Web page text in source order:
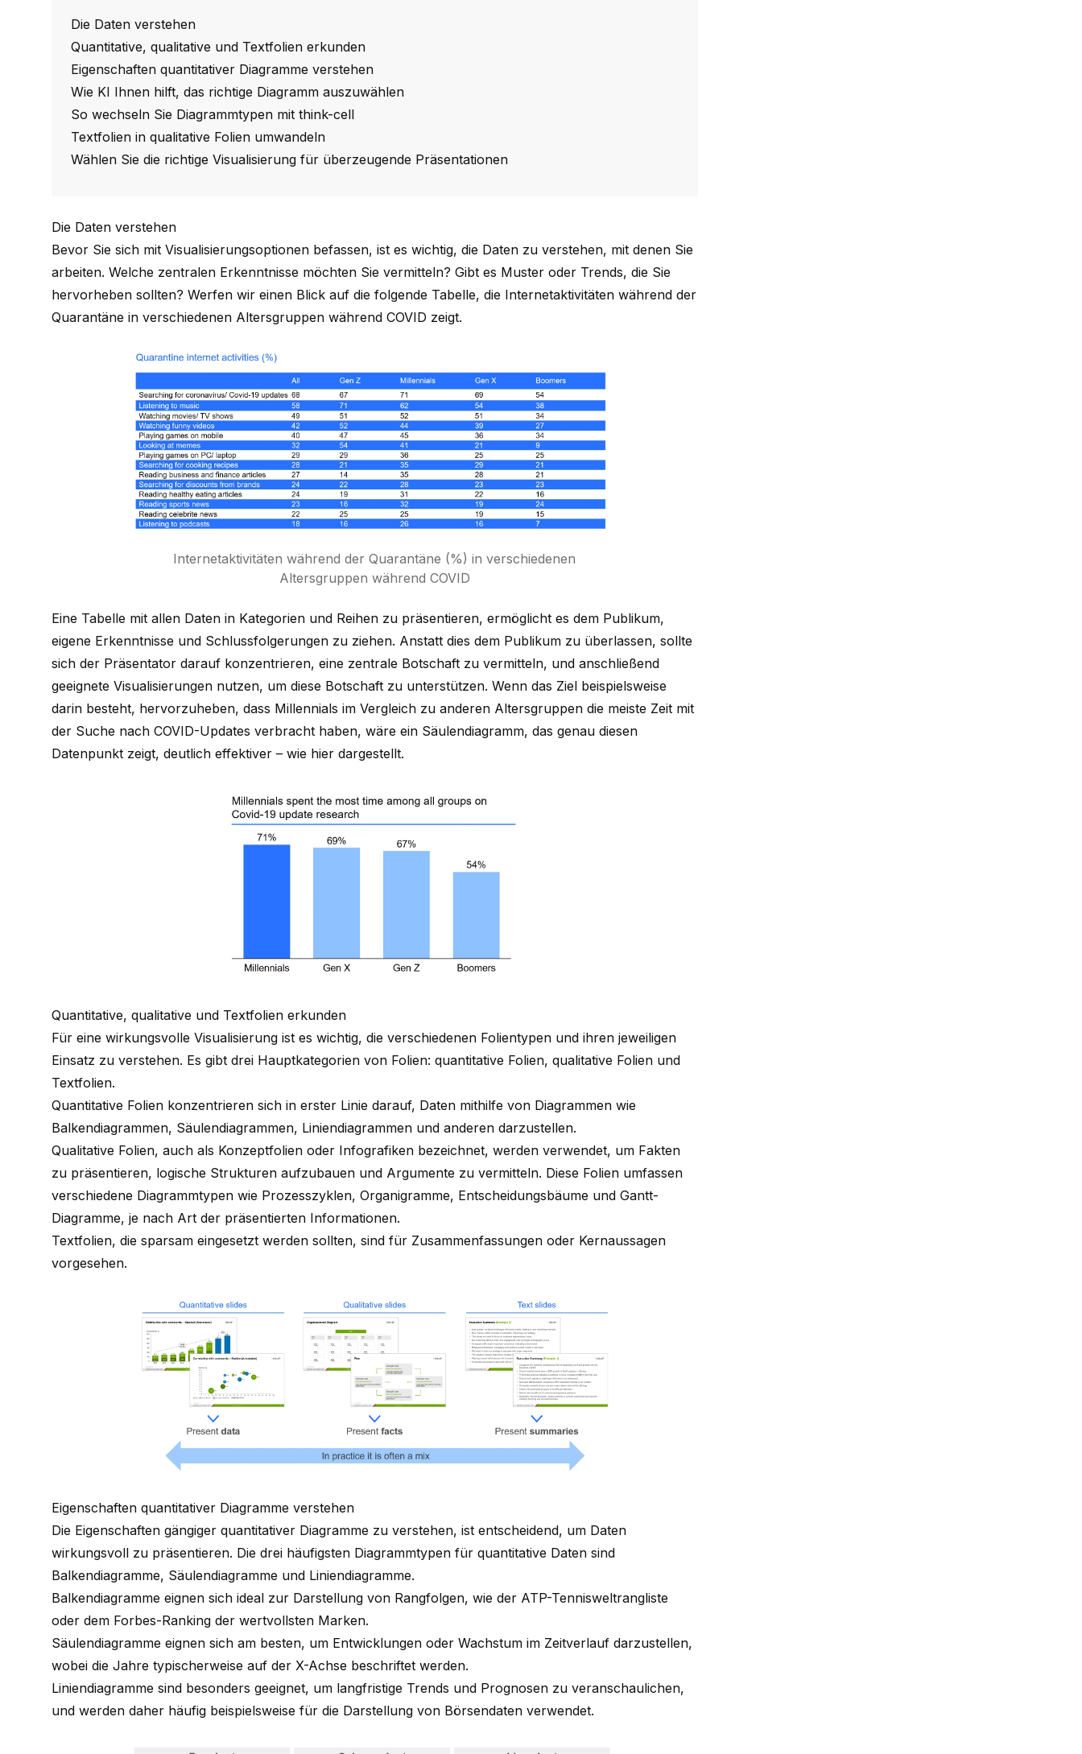
Die Daten verstehen
Quantitative, qualitative und Textfolien erkunden
Eigenschaften quantitativer Diagramme verstehen
Wie KI Ihnen hilft, das richtige Diagramm auszuwählen
So wechseln Sie Diagrammtypen mit think-cell
Textfolien in qualitative Folien umwandeln
Wählen Sie die richtige Visualisierung für überzeugende Präsentationen
Die Daten verstehen
Bevor Sie sich mit Visualisierungsoptionen befassen, ist es wichtig, die Daten zu verstehen, mit denen Sie
arbeiten. Welche zentralen Erkenntnisse möchten Sie vermitteln? Gibt es Muster oder Trends, die Sie
hervorheben sollten? Werfen wir einen Blick auf die folgende Tabelle, die Internetaktivitäten während der
Quarantäne in verschiedenen Altersgruppen während COVID zeigt.
Internetaktivitäten während der Quarantäne (%) in verschiedenen
Altersgruppen während COVID
Eine Tabelle mit allen Daten in Kategorien und Reihen zu präsentieren, ermöglicht es dem Publikum,
eigene Erkenntnisse und Schlussfolgerungen zu ziehen. Anstatt dies dem Publikum zu überlassen, sollte
sich der Präsentator darauf konzentrieren, eine zentrale Botschaft zu vermitteln, und anschließend
geeignete Visualisierungen nutzen, um diese Botschaft zu unterstützen. Wenn das Ziel beispielsweise
darin besteht, hervorzuheben, dass Millennials im Vergleich zu anderen Altersgruppen die meiste Zeit mit
der Suche nach COVID-Updates verbracht haben, wäre ein Säulendiagramm, das genau diesen
Datenpunkt zeigt, deutlich effektiver – wie hier dargestellt.
Quantitative, qualitative und Textfolien erkunden
Für eine wirkungsvolle Visualisierung ist es wichtig, die verschiedenen Folientypen und ihren jeweiligen
Einsatz zu verstehen. Es gibt drei Hauptkategorien von Folien: quantitative Folien, qualitative Folien und
Textfolien.
Quantitative Folien konzentrieren sich in erster Linie darauf, Daten mithilfe von Diagrammen wie
Balkendiagrammen, Säulendiagrammen, Liniendiagrammen und anderen darzustellen.
Qualitative Folien, auch als Konzeptfolien oder Infografiken bezeichnet, werden verwendet, um Fakten
zu präsentieren, logische Strukturen aufzubauen und Argumente zu vermitteln. Diese Folien umfassen
verschiedene Diagrammtypen wie Prozesszyklen, Organigramme, Entscheidungsbäume und Gantt-
Diagramme, je nach Art der präsentierten Informationen.
Textfolien, die sparsam eingesetzt werden sollten, sind für Zusammenfassungen oder Kernaussagen
vorgesehen.
Eigenschaften quantitativer Diagramme verstehen
Die Eigenschaften gängiger quantitativer Diagramme zu verstehen, ist entscheidend, um Daten
wirkungsvoll zu präsentieren. Die drei häufigsten Diagrammtypen für quantitative Daten sind
Balkendiagramme, Säulendiagramme und Liniendiagramme.
Balkendiagramme eignen sich ideal zur Darstellung von Rangfolgen, wie der ATP-Tennisweltrangliste
oder dem Forbes-Ranking der wertvollsten Marken.
Säulendiagramme eignen sich am besten, um Entwicklungen oder Wachstum im Zeitverlauf darzustellen,
wobei die Jahre typischerweise auf der X-Achse beschriftet werden.
Liniendiagramme sind besonders geeignet, um langfristige Trends und Prognosen zu veranschaulichen,
und werden daher häufig beispielsweise für die Darstellung von Börsendaten verwendet.